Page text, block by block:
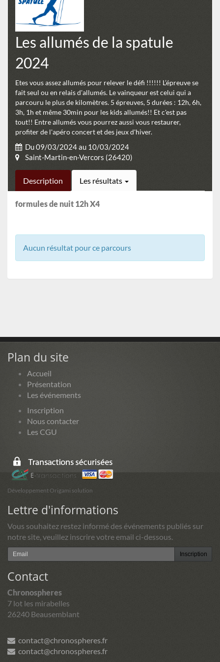
Les allumés de la spatule
2024
Etes vous assez allumés pour relever le défi !!!!!! L’épreuve se
fait seul ou en relais d'allumés. Le vainqueur est celui qui a
parcouru le plus de kilomètres. 5 épreuves, 5 durées : 12h, 6h,
3h, 1h et même 30min pour les kids allumés!! Et c'est pas
tout!! Entre allumés vous pourrez aussi vous restaurer,
profiter de l'apéro concert et des jeux d'hiver.
Du 09/03/2024 au 10/03/2024
Saint-Martin-en-Vercors (26420)
Description Les résultats
formules de nuit 12h X4
Aucun résultat pour ce parcours
Plan du site
Accueil
Présentation
Les événements
Inscription
Nous contacter
Les CGU
Développement Origami solution
Lettre d'informations
Vous souhaitez restez informé des événements publiés sur
notre site, veuillez inscrire votre email ci-dessous.
Inscription
Contact
Chronospheres
7 lot les mirabelles
26240 Beausemblant
contact@chronospheres.fr
contact@chronospheres.fr